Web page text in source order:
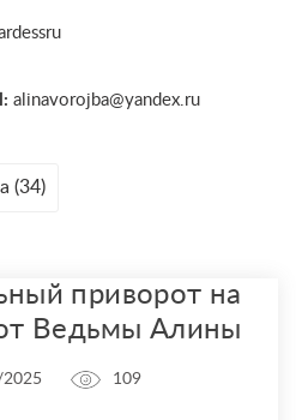
alinavorojba@yandex.ru
(34)
приворот на
Ведьмы Алины
109